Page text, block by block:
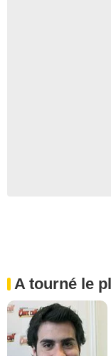
A tourné le